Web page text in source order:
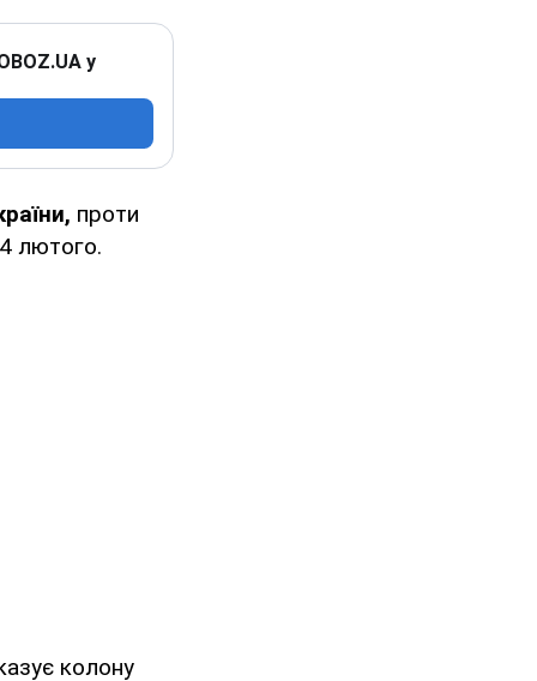
у
проти
лютого.
колону